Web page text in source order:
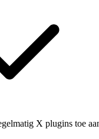
X plugins toe